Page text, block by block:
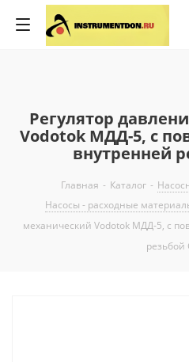
Регулятор
Vodotok МДД-5, с
внутренней
Главная - Каталог -
Насосы - расходные
механический Vodotok МДД-5, с
резьбой